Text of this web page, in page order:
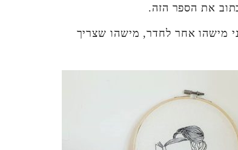
את הספר הזה.
מישהו אחר לחדר, מישהו שצריך